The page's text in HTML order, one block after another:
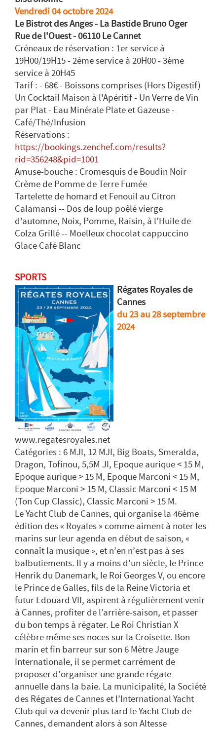
Vendredi 04 octobre 2024
Le Bistrot des Anges - La Bastide Bruno Oger
Rue de l'Ouest - 06110 Le Cannet
Créneaux de réservation : 1er service à
19H00/19H15 - 2ème service à 20H00 - 3ème
service à 20H45
Tarif : - 68€ - Boissons comprises (Hors Digestif)
Un Cocktail Maison à l'Apéritif - Un Verre de Vin
par Plat - Eau Minérale Plate et Gazeuse -
Café/Thé/Infusion
Réservations :
https://bookings.zenchef.com/results?
rid=356248&pid=1001
Amuse-bouche : Cromesquis de Boudin Noir
Crème de Pomme de Terre Fumée
Tartelette de homard et Fenouil au Citron
Calamansi -- Dos de loup poêlé vierge
d’automne, Noix, Pomme, Raisin, à l’Huile de
Colza Grillé -- Moelleux chocolat cappuccino
Glace Café Blanc
SPORTS
Régates Royales de
Cannes
du 23 au 28 septembre
2024
www.regatesroyales.net
Catégories : 6 MJI, 12 MJI, Big Boats, Smeralda,
Dragon, Tofinou, 5,5M JI, Epoque aurique < 15 M,
Epoque aurique > 15 M, Epoque Marconi < 15 M,
Epoque Marconi > 15 M, Classic Marconi < 15 M
(Ton Cup Classic), Classic Marconi > 15 M.
Le Yacht Club de Cannes, qui organise la 46ème
édition des « Royales » comme aiment à noter les
marins sur leur agenda en début de saison, «
connaît la musique », et n’en n’est pas à ses
balbutiements. Il y a moins d’un siècle, le Prince
Henrik du Danemark, le Roi Georges V, ou encore
le Prince de Galles, fils de la Reine Victoria et
futur Edouard VII, aspirent à régulièrement venir
à Cannes, profiter de l’arrière-saison, et passer
du bon temps à régater. Le Roi Christian X
célèbre même ses noces sur la Croisette. Bon
marin et fin barreur sur son 6 Mètre Jauge
Internationale, il se permet carrément de
proposer d’organiser une grande régate
annuelle dans la baie. La municipalité, la Société
des Régates de Cannes et l’International Yacht
Club qui va devenir plus tard le Yacht Club de
Cannes, demandent alors à son Altesse